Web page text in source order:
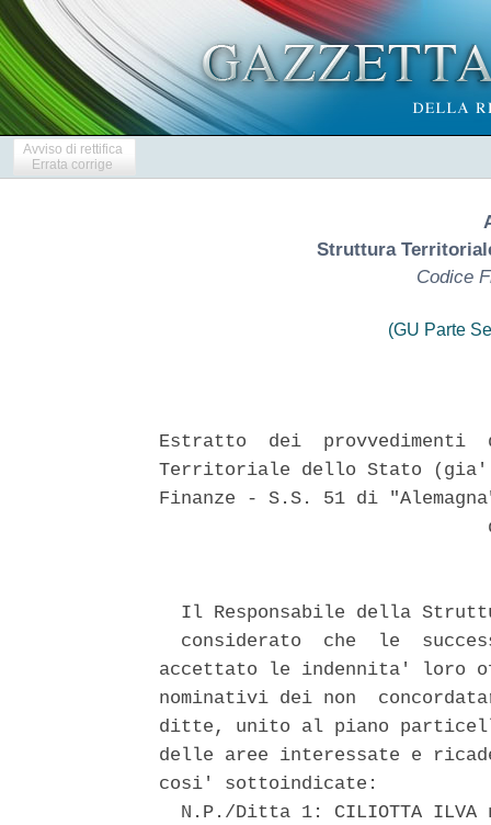
Avviso di rettifica
Errata corrige
Struttura
Codice
(GU Parte
Estratto  dei  provvedimenti
Territoriale dello Stato (gia'
Finanze - S.S. 51 di
Il Responsabile della
considerato  che  le
accettato le indennita' loro
nominativi dei non
ditte, unito al piano
delle aree interessate e
cosi' sottoindicate:
N.P./Ditta 1: CILIOTTA ILVA